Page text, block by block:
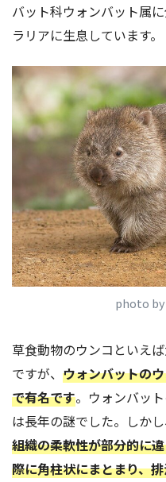
バット科ウォンバット属
ラリアに生息しています。
photo by
草食動物のウンコといえ
ですが、 ウォンバットの
で有名です。ウォンバッ
は長年の謎でした。しか
組織の柔軟性が部分的に
際に角柱状にまとまり、